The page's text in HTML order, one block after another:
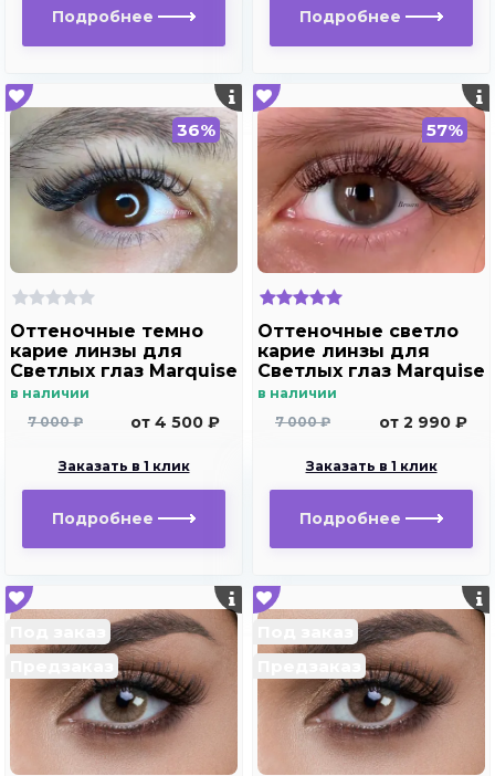
Подробнее Подробнее
36%
Оттеночные темно
карие линзы для
Светлых глаз Marquise
Solo brown с
карие ) /Плюсовые
дальнозоркости и
близорукости
в наличии
7 000 ₽
от 4 500 ₽
Заказать в 1 клик
Подробнее
57%
Оттеночные светло
карие линзы для
Светлых глаз Marquise
Solo brown без
Плюсовые диоптрии
и близорукости
в наличии
7 000 ₽
от 2 990 ₽
Заказать в 1 клик
Подробнее